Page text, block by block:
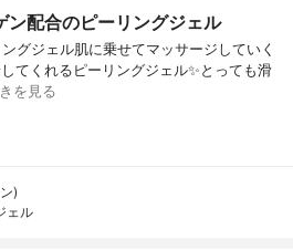
ン配合のピーリングジェル
グジェル⁡肌に乗せてマッサージしていく
てくれるピーリングジェル✨⁡とっても滑
を見る
)
ェル